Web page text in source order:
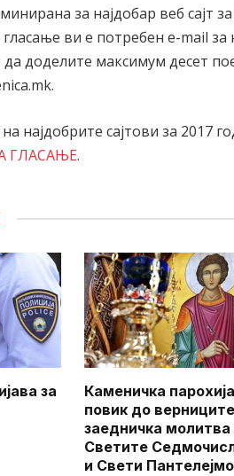
за најдобар веб сајт
ви е потребен e-mail за
доделите максимум десет
најдобрите сајтови за 2017
ГЛАСАЊЕ.
за
Каменичка
повик до
заедничка молитва
Светите
и Свети